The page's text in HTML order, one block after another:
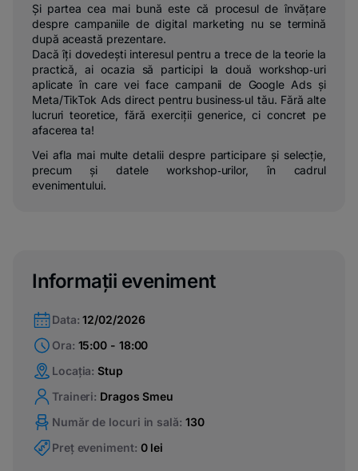
Și partea cea mai bună este că procesul de învățare
despre campaniile de digital marketing nu se termină
după această prezentare.
Dacă îți dovedești interesul pentru a trece de la teorie la
practică, ai ocazia să participi la două workshop‑uri
aplicate în care vei face campanii de Google Ads și
Meta/TikTok Ads direct pentru business‑ul tău. Fără alte
lucruri teoretice, fără exerciții generice, ci concret pe
afacerea ta!
Vei afla mai multe detalii despre participare și selecție,
precum și datele workshop‑urilor, în cadrul
evenimentului.
Informații eveniment
Data:12/02/2026
Ora: 15:00 - 18:00
Locația:Stup
Traineri: Dragos Smeu
Număr de locuri in sală: 130
Preț eveniment: 0 lei